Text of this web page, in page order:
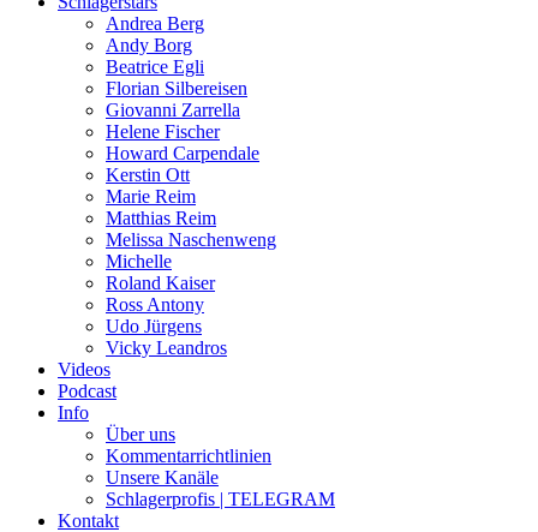
Andrea Berg
Andy Borg
Beatrice Egli
Florian Silbereisen
Giovanni Zarrella
Helene Fischer
Howard Carpendale
Kerstin Ott
Marie Reim
Matthias Reim
Melissa Naschenweng
Michelle
Roland Kaiser
Ross Antony
Udo Jürgens
Vicky Leandros
Videos
Podcast
Info
Über uns
Kommentarrichtlinien
Unsere Kanäle
Schlagerprofis | TELEGRAM
Kontakt